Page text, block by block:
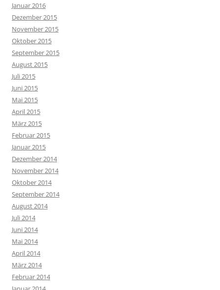
Januar 2016
Dezember 2015
November 2015
Oktober 2015
September 2015
August 2015
Juli 2015
Juni 2015
Mai 2015
April 2015
März 2015
Februar 2015
Januar 2015
Dezember 2014
November 2014
Oktober 2014
September 2014
August 2014
Juli 2014
Juni 2014
Mai 2014
April 2014
März 2014
Februar 2014